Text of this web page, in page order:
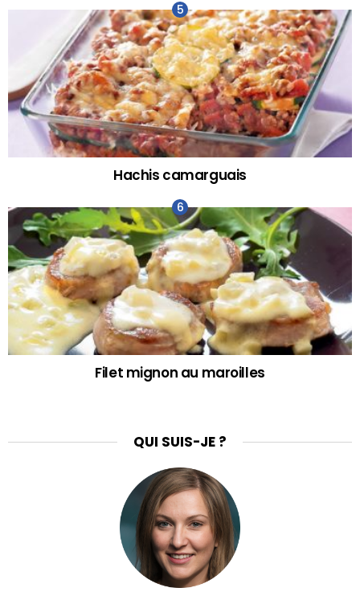
Hachis camarguais
Filet mignon au maroilles
QUI SUIS-JE ?